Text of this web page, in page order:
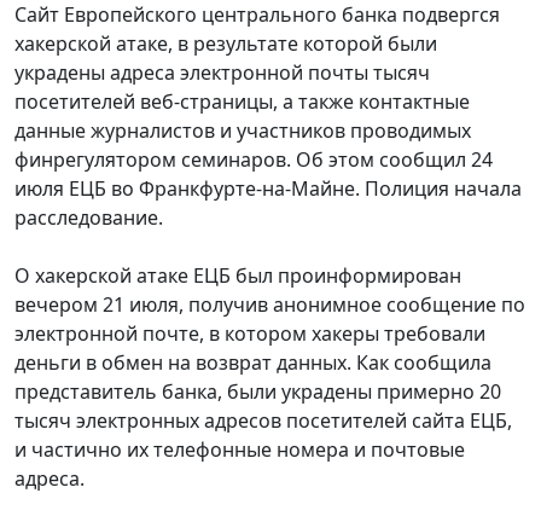
Сайт Европейского центрального банка подвергся
хакерской атаке, в результате которой были
украдены адреса электронной почты тысяч
посетителей веб-страницы, а также контактные
данные журналистов и участников проводимых
финрегулятором семинаров. Об этом сообщил 24
июля ЕЦБ во Франкфурте-на-Майне. Полиция начала
расследование.
О хакерской атаке ЕЦБ был проинформирован
вечером 21 июля, получив анонимное сообщение по
электронной почте, в котором хакеры требовали
деньги в обмен на возврат данных. Как сообщила
представитель банка, были украдены примерно 20
тысяч электронных адресов посетителей сайта ЕЦБ,
и частично их телефонные номера и почтовые
адреса.